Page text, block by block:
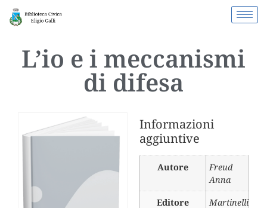
L’io e i meccanismi
di difesa
Informazioni
aggiuntive
Autore
Freud
Anna
Editore
Martinelli